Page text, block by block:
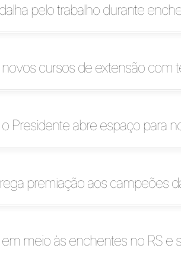
pelo trabalho durante
cursos de extensão com
Presidente abre espaço para
premiação aos campeões
meio às enchentes no RS e